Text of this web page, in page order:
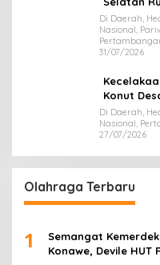
Gubernur
Dispar
Di Daerah,
Nasional,
31/07/2026
Konut
Hentikan
Di Daerah,
Nasional,
27/07/2026
Olahraga Terbaru
1
Semangat
Konawe, Devile HUT